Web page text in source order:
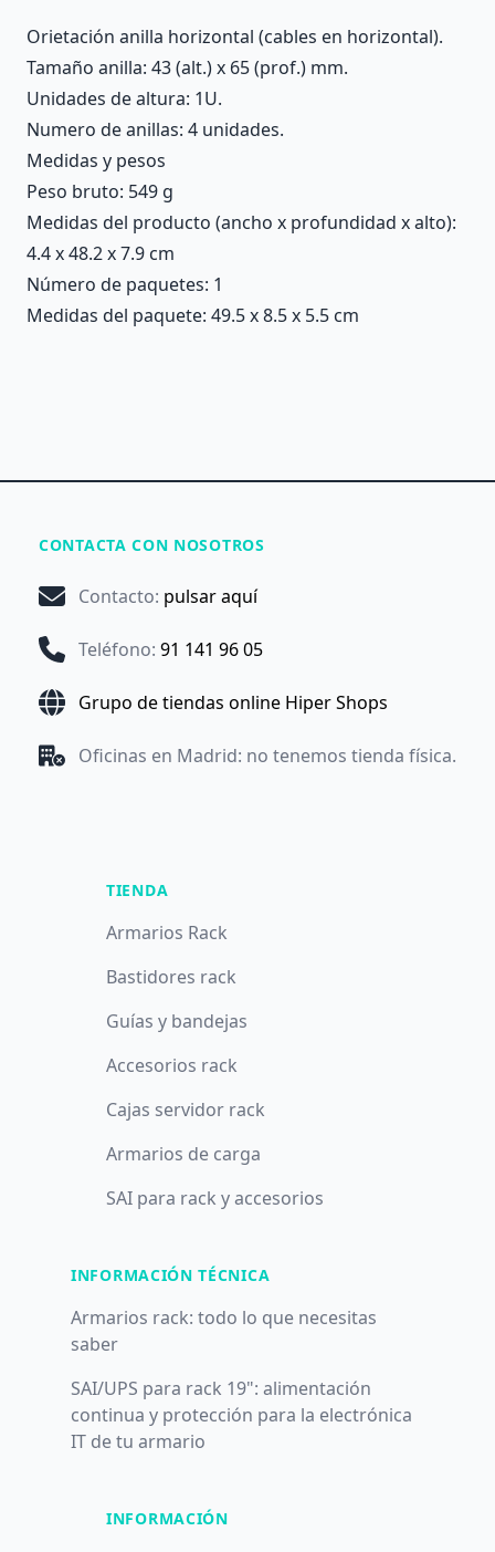
Orietación anilla horizontal (cables en horizontal).
Tamaño anilla: 43 (alt.) x 65 (prof.) mm.
Unidades de altura: 1U.
Numero de anillas: 4 unidades.
Medidas y pesos
Peso bruto: 549 g
Medidas del producto (ancho x profundidad x alto):
4.4 x 48.2 x 7.9 cm
Número de paquetes: 1
Medidas del paquete: 49.5 x 8.5 x 5.5 cm
CONTACTA CON NOSOTROS
Contacto: pulsar aquí
Teléfono: 91 141 96 05
Grupo de tiendas online Hiper Shops
Oficinas en Madrid: no tenemos tienda física.
TIENDA
Armarios Rack
Bastidores rack
Guías y bandejas
Accesorios rack
Cajas servidor rack
Armarios de carga
SAI para rack y accesorios
INFORMACIÓN TÉCNICA
Armarios rack: todo lo que necesitas
saber
SAI/UPS para rack 19": alimentación
continua y protección para la electrónica
IT de tu armario
INFORMACIÓN